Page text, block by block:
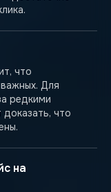
что
Для
редкими
что
на